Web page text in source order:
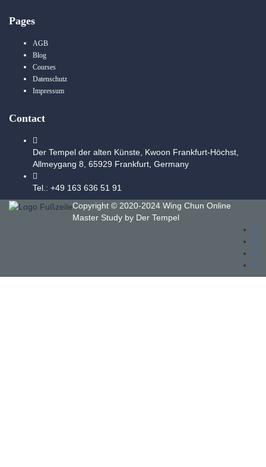
Pages
AGB
Blog
Courses
Datenschutz
Impressum
Contact
Der Tempel der alten Künste, Kwoon Frankfurt-Höchst,
Allmeygang 8, 65929 Frankfurt, Germany
Tel.: +49 163 636 51 91
Copyright © 2020-2024 Wing Chun Online
Master Study by Der Tempel